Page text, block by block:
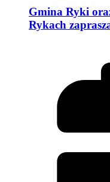
Gmina Ryki
Rykach